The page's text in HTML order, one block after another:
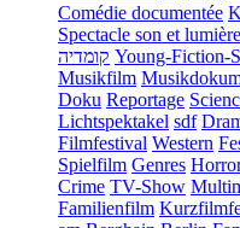
Comédie documentée
Spectacle son et lumière
קומדיה Young-Fiction-
Musikfilm
Doku Reportage
Lichtspektakel sdf
Filmfestival Western
Spielfilm Genres
Crime TV-Show
Familienfilm